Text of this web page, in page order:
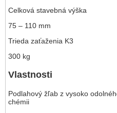
Celková stavebná výška
75 – 110 mm
Trieda zaťaženia K3
300 kg
Vlastnosti
Podlahový žľab z vysoko
chémii